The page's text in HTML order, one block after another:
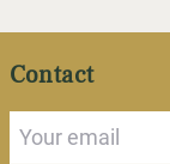
Contact